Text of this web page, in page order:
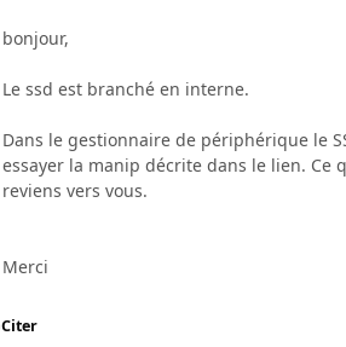
bonjour,
Le ssd est branché en interne.
Dans le gestionnaire de périphérique le
essayer la manip décrite dans le lien. Ce
reviens vers vous.
Merci
Citer